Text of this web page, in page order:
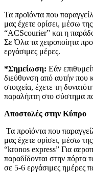
Τα προϊόντα που
μας έχετε ορίσει, μέσω
“ACScourier” και η
Σε Όλα τα χειροποίητα
εργάσιμες μέρες.
*Σημείωση: Εάν
διεύθυνση από αυτήν που
στοιχεία, έχετε τη
παραλήπτη στο σύστημα
Αποστολές στην Κύπρο
Τα προϊόντα που
μας έχετε ορίσει, μέσω
“kronos express” Για
παραδίδονται στην πόρτα
σε 5-6 εργάσιμες ημέρες